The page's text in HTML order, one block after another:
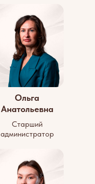
Ольга
Анатольевна
Старший
администратор